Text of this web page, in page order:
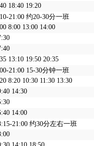
18:40 19:20
21:00 约20-30分一班
8:00 13:00 14:00
13:10 19:50 20:35
21:00 15-30分钟一班
8:20 10:30 11:30 13:30
14:30
14:00
21:00 约30分左右一班